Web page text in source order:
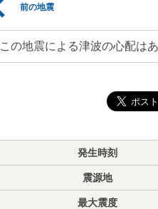
前の地震
この地震による津波の心配はあ
発生時刻
震源地
最大震度